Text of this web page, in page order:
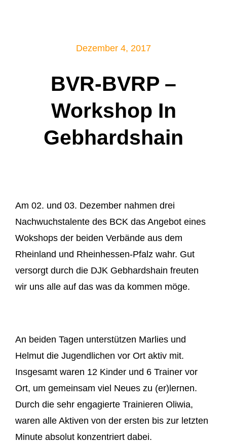
Dezember 4, 2017
BVR-BVRP –
Workshop In
Gebhardshain
Am 02. und 03. Dezember nahmen drei
Nachwuchstalente des BCK das Angebot eines
Wokshops der beiden Verbände aus dem
Rheinland und Rheinhessen-Pfalz wahr. Gut
versorgt durch die DJK Gebhardshain freuten
wir uns alle auf das was da kommen möge.
An beiden Tagen unterstützen Marlies und
Helmut die Jugendlichen vor Ort aktiv mit.
Insgesamt waren 12 Kinder und 6 Trainer vor
Ort, um gemeinsam viel Neues zu (er)lernen.
Durch die sehr engagierte Trainieren Oliwia,
waren alle Aktiven von der ersten bis zur letzten
Minute absolut konzentriert dabei.